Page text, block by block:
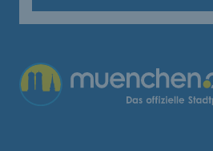
Übergreifende Links